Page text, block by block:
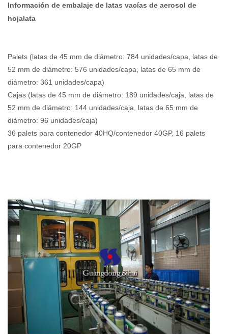
Información de embalaje de latas vacías de aerosol de
hojalata
Palets (latas de 45 mm de diámetro: 784 unidades/capa, latas de
52 mm de diámetro: 576 unidades/capa, latas de 65 mm de
diámetro: 361 unidades/capa)
Cajas (latas de 45 mm de diámetro: 189 unidades/caja, latas de
52 mm de diámetro: 144 unidades/caja, latas de 65 mm de
diámetro: 96 unidades/caja)
36 palets para contenedor 40HQ/contenedor 40GP, 16 palets
para contenedor 20GP